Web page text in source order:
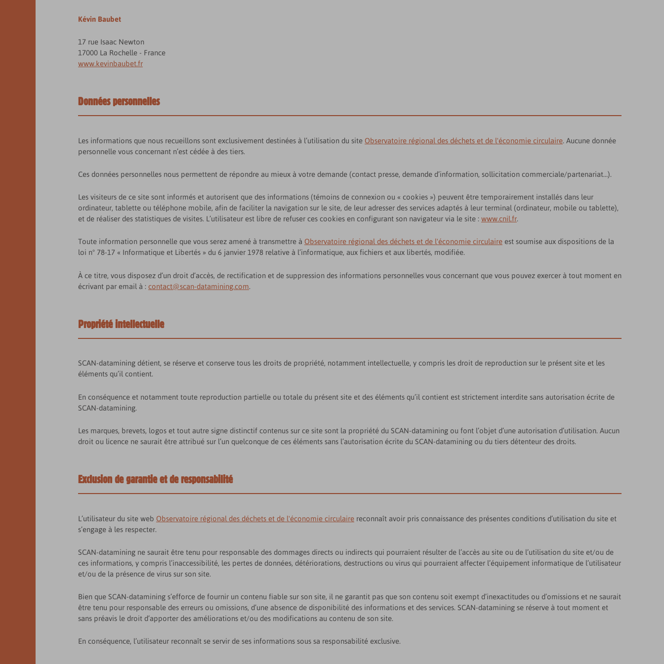
Kévin Baubet
17 rue Isaac Newton
17000 La Rochelle - France
www.kevinbaubet.fr
Données personnelles
Les informations que nous recueillons sont exclusivement destinées à l’utilisation du site Observatoire régional des déchets et de l'économie circulaire. Aucune donnée
personnelle vous concernant n’est cédée à des tiers.
Ces données personnelles nous permettent de répondre au mieux à votre demande (contact presse, demande d’information, sollicitation commerciale/partenariat…).
Les visiteurs de ce site sont informés et autorisent que des informations (témoins de connexion ou « cookies ») peuvent être temporairement installés dans leur
ordinateur, tablette ou téléphone mobile, afin de faciliter la navigation sur le site, de leur adresser des services adaptés à leur terminal (ordinateur, mobile ou tablette),
et de réaliser des statistiques de visites. L’utilisateur est libre de refuser ces cookies en configurant son navigateur via le site : www.cnil.fr.
Toute information personnelle que vous serez amené à transmettre à Observatoire régional des déchets et de l'économie circulaire est soumise aux dispositions de la
loi n° 78-17 « Informatique et Libertés » du 6 janvier 1978 relative à l’informatique, aux fichiers et aux libertés, modifiée.
À ce titre, vous disposez d’un droit d’accès, de rectification et de suppression des informations personnelles vous concernant que vous pouvez exercer à tout moment en
écrivant par email à : contact@scan-datamining.com.
Propriété intellectuelle
SCAN-datamining détient, se réserve et conserve tous les droits de propriété, notamment intellectuelle, y compris les droit de reproduction sur le présent site et les
éléments qu’il contient.
En conséquence et notamment toute reproduction partielle ou totale du présent site et des éléments qu’il contient est strictement interdite sans autorisation écrite de
SCAN-datamining.
Les marques, brevets, logos et tout autre signe distinctif contenus sur ce site sont la propriété du SCAN-datamining ou font l’objet d’une autorisation d’utilisation. Aucun
droit ou licence ne saurait être attribué sur l’un quelconque de ces éléments sans l’autorisation écrite du SCAN-datamining ou du tiers détenteur des droits.
Exclusion de garantie et de responsabilité
L’utilisateur du site web Observatoire régional des déchets et de l'économie circulaire reconnaît avoir pris connaissance des présentes conditions d’utilisation du site et
s’engage à les respecter.
SCAN-datamining ne saurait être tenu pour responsable des dommages directs ou indirects qui pourraient résulter de l’accès au site ou de l’utilisation du site et/ou de
ces informations, y compris l’inaccessibilité, les pertes de données, détériorations, destructions ou virus qui pourraient affecter l’équipement informatique de l’utilisateur
et/ou de la présence de virus sur son site.
Bien que SCAN-datamining s’efforce de fournir un contenu fiable sur son site, il ne garantit pas que son contenu soit exempt d’inexactitudes ou d’omissions et ne saurait
être tenu pour responsable des erreurs ou omissions, d’une absence de disponibilité des informations et des services. SCAN-datamining se réserve à tout moment et
sans préavis le droit d’apporter des améliorations et/ou des modifications au contenu de son site.
En conséquence, l’utilisateur reconnaît se servir de ses informations sous sa responsabilité exclusive.